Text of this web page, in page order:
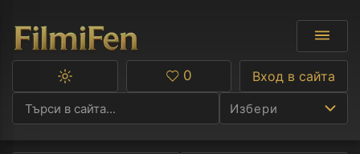
Избери
Превключване
тъмна
Любими
0 Вход в сайта